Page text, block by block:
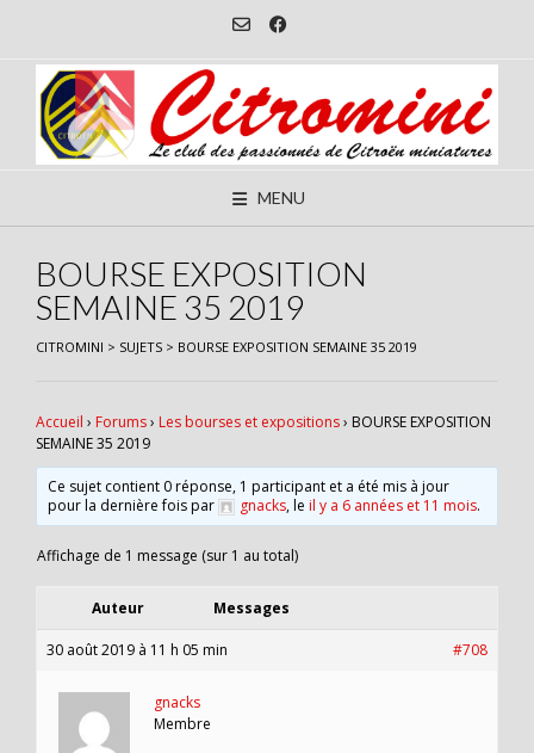
content
MENU
BOURSE EXPOSITION
SEMAINE 35 2019
CITROMINI > SUJETS > BOURSE EXPOSITION SEMAINE 35 2019
Accueil › Forums› Les bourses et expositions› BOURSE EXPOSITION
SEMAINE 35 2019
Ce sujet contient 0 réponse, 1 participant et a été mis à jour
pour la dernière fois par
gnacks, leil y a 6 années et 11 mois.
Affichage de 1 message (sur 1 au total)
Auteur Messages
30 août 2019 à 11 h 05 min #708
gnacks
Membre